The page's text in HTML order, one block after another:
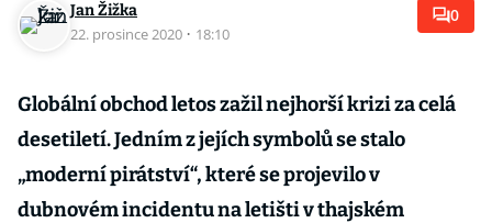
Jan Žižka
22. prosince 2020 · 18:10
0
Globální obchod letos zažil nejhorší krizi za celá
desetiletí. Jedním z jejích symbolů se stalo
„moderní pirátství“, které se projevilo v
dubnovém incidentu na letišti v thajském